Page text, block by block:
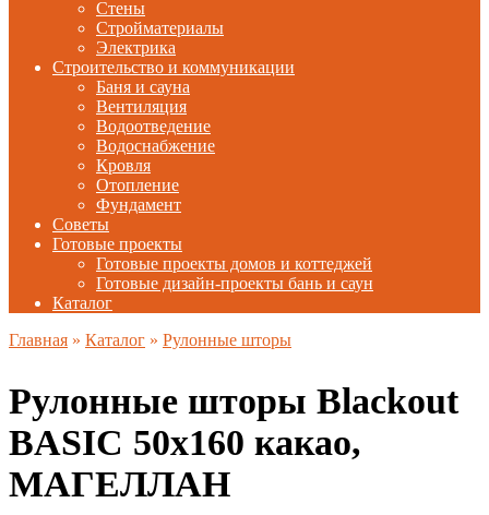
Стены
Стройматериалы
Электрика
Строительство и коммуникации
Баня и сауна
Вентиляция
Водоотведение
Водоснабжение
Кровля
Отопление
Фундамент
Советы
Готовые проекты
Готовые проекты домов и коттеджей
Готовые дизайн-проекты бань и саун
Каталог
Главная » Каталог » Рулонные шторы
Рулонные шторы Blackout
BASIС 50х160 какао,
МАГЕЛЛАН